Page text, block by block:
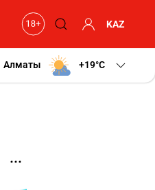
KAZ
Алматы +19 C